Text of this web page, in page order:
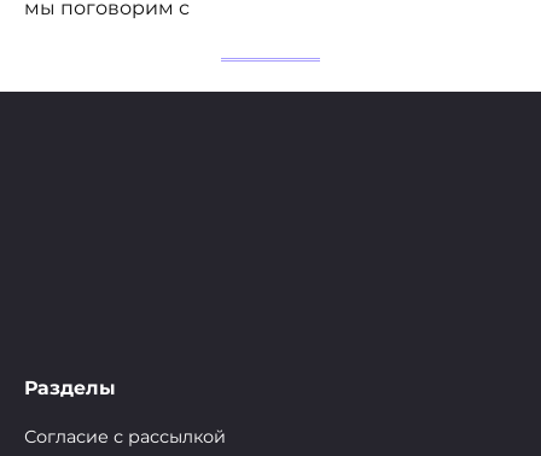
мы поговорим с
Разделы
Согласие с рассылкой